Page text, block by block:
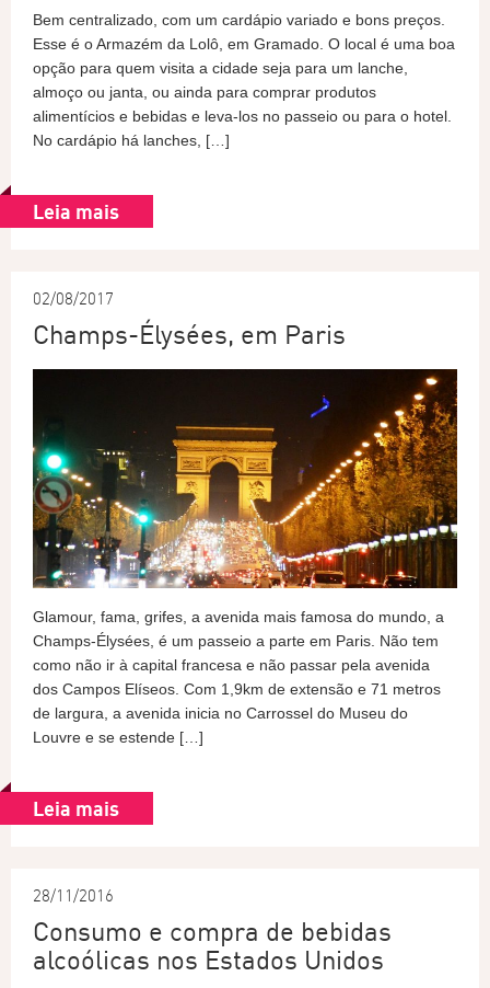
Bem centralizado, com um cardápio variado e bons preços.
Esse é o Armazém da Lolô, em Gramado. O local é uma boa
opção para quem visita a cidade seja para um lanche,
almoço ou janta, ou ainda para comprar produtos
alimentícios e bebidas e leva-los no passeio ou para o hotel.
No cardápio há lanches, […]
Leia mais
02/08/2017
Champs-Élysées, em Paris
Glamour, fama, grifes, a avenida mais famosa do mundo, a
Champs-Élysées, é um passeio a parte em Paris. Não tem
como não ir à capital francesa e não passar pela avenida
dos Campos Elíseos. Com 1,9km de extensão e 71 metros
de largura, a avenida inicia no Carrossel do Museu do
Louvre e se estende […]
Leia mais
28/11/2016
Consumo e compra de bebidas
alcoólicas nos Estados Unidos